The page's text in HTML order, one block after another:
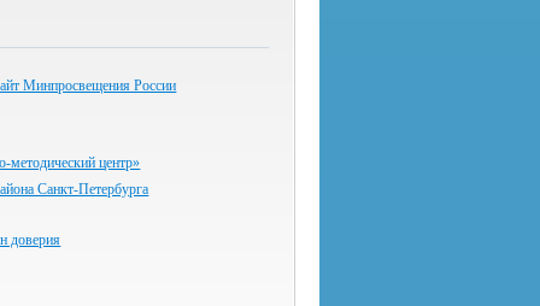
Минпросвещения России
центр»
Санкт-Петербурга
доверия